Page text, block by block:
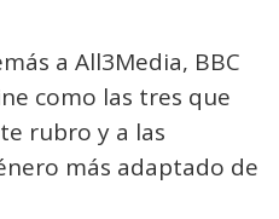
a All3Media, BBC
como las tres que
rubro y a las
más adaptado de